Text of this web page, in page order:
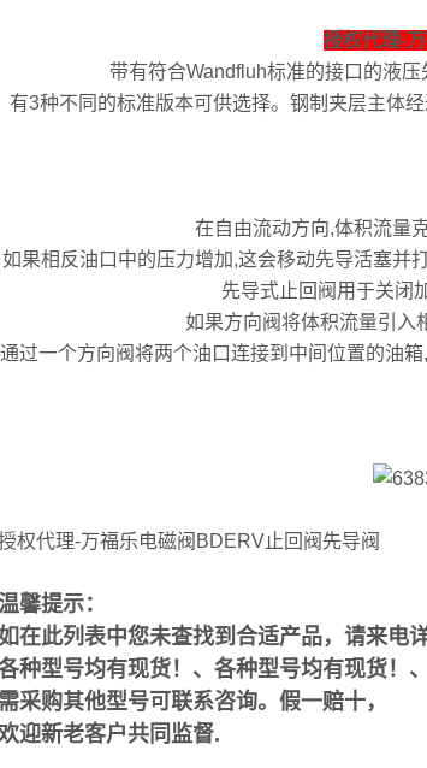
授权代理-
带有符合Wandfluh标准的接口的液
有3种不同的标准版本可供选择。钢制夹层主体
在自由流动方向,体积流量
如果相反油口中的压力增加,这会移动先导活塞并
先导式止回阀用于关闭
如果方向阀将体积流量引入
通过一个方向阀将两个油口连接到中间位置的油
权代理-万福乐电磁阀BDERV止回阀先导阀
馨提示：
在此列表中您未查找到合适产品，请来电详
种型号均有现货！、各种型号均有现货！、
需采购其他型号可联系咨询。假一赔十，
迎新老客户共同监督.